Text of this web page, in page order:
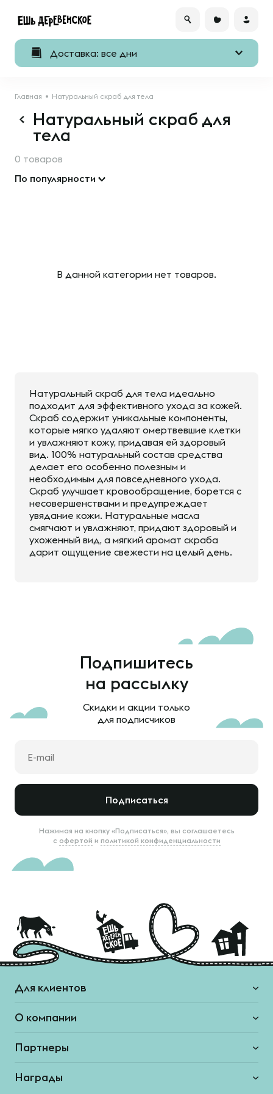
Доставка: все дни
Главная Натуральный скраб для тела
Натуральный скраб для
тела
0 товаров
По популярности
В данной категории нет товаров.
Натуральный скраб для тела идеально
подходит для эффективного ухода за кожей.
Скраб содержит уникальные компоненты,
которые мягко удаляют омертвевшие клетки
и увлажняют кожу, придавая ей здоровый
вид. 100% натуральный состав средства
делает его особенно полезным и
необходимым для повседневного ухода.
Скраб улучшает кровообращение, борется с
несовершенствами и предупреждает
увядание кожи. Натуральные масла
смягчают и увлажняют, придают здоровый и
ухоженный вид, а мягкий аромат скраба
дарит ощущение свежести на целый день.
Подпишитесь
на рассылку
Скидки и акции только
для подписчиков
Подписаться
Нажимая на кнопку «Подписаться», вы соглашаетесь
с офертой и политикой конфиденциальности
Для клиентов
О компании
Партнеры
Награды